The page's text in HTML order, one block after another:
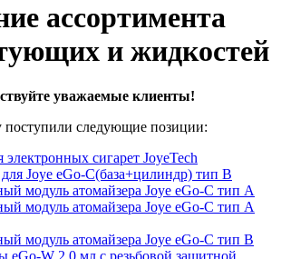
ассортимента
и жидкостей
уважаемые клиенты!
поступили следующие позиции:
электронных сигарет JoyeTech
Joye eGo-C(база+цилиндр) тип В
модуль атомайзера Joye eGo-C тип А
модуль атомайзера Joye eGo-C тип А
модуль атомайзера Joye eGo-C тип B
eGo-W 2.0 мл с резьбовой защитной